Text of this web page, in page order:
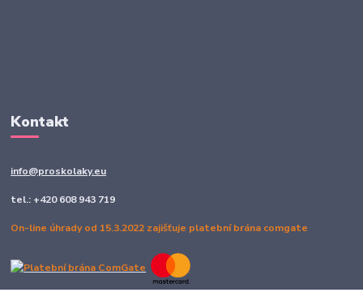
Kontakt
info@proskolaky.eu
tel.: +420 608 943 719
On-line úhrady od 15.3.2022 zajišťuje platební brána comgate